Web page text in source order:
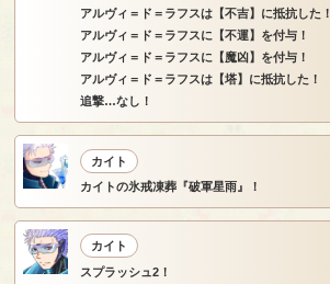
アルヴィ＝ド＝ラフスは【不吉】に抵抗した！
アルヴィ＝ド＝ラフスに【不運】を付与！
アルヴィ＝ド＝ラフスに【魔凶】を付与！
アルヴィ＝ド＝ラフスは【塔】に抵抗した！
追撃…なし！
カイト
カイトの氷戒凍葬『破軍星雨』！
カイト
スプラッシュ2！